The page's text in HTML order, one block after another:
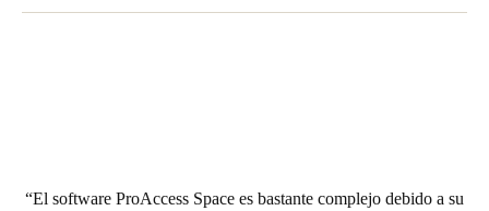
El software ProAccess Space es bastante complejo debido a su